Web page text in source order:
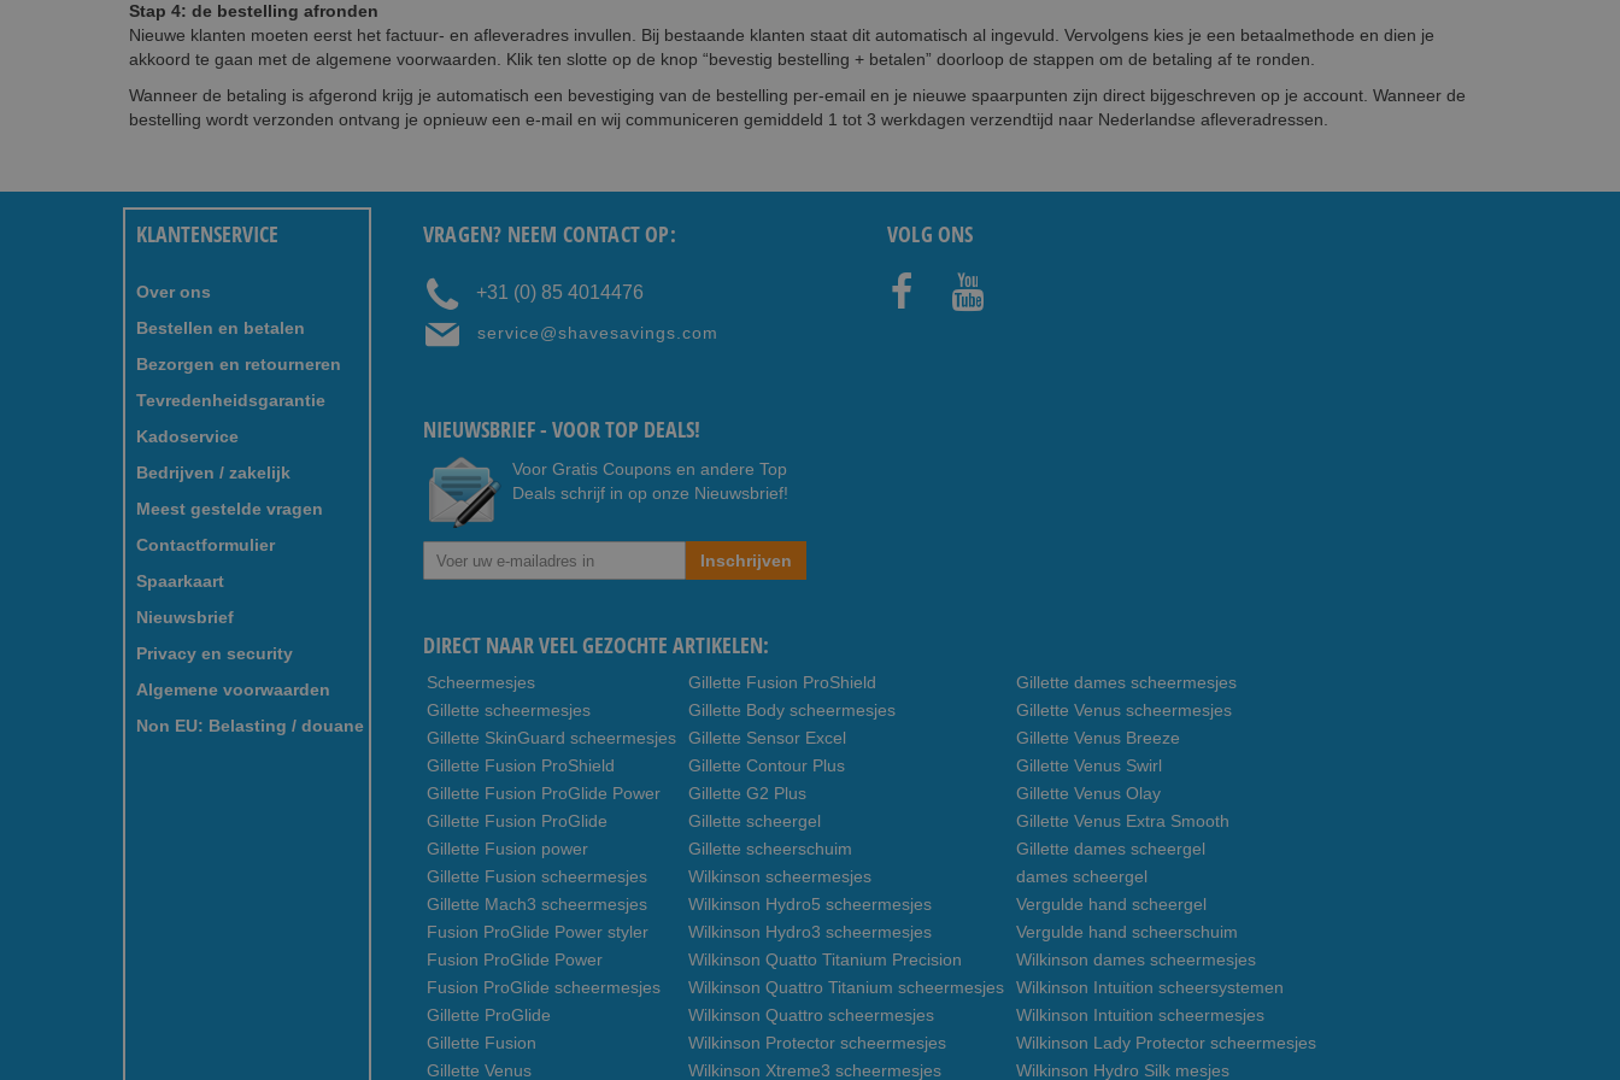
Stap 4: de bestelling afronden
Nieuwe klanten moeten eerst het factuur- en afleveradres invullen. Bij bestaande klanten staat dit automatisch al ingevuld. Vervolgens kies je een betaalmethode en dien je
akkoord te gaan met de algemene voorwaarden. Klik ten slotte op de knop “bevestig bestelling + betalen” doorloop de stappen om de betaling af te ronden.
Wanneer de betaling is afgerond krijg je automatisch een bevestiging van de bestelling per-email en je nieuwe spaarpunten zijn direct bijgeschreven op je account. Wanneer de
bestelling wordt verzonden ontvang je opnieuw een e-mail en wij communiceren gemiddeld 1 tot 3 werkdagen verzendtijd naar Nederlandse afleveradressen.
KLANTENSERVICE
Over ons
Bestellen en betalen
Bezorgen en retourneren
Tevredenheidsgarantie
Kadoservice
Bedrijven / zakelijk
Meest gestelde vragen
Contactformulier
Spaarkaart
Nieuwsbrief
Privacy en security
Algemene voorwaarden
Non EU: Belasting / douane
VRAGEN? NEEM CONTACT OP:
+31 (0) 85 4014476
service@shavesavings.com
VOLG ONS
NIEUWSBRIEF - VOOR TOP DEALS!
Voor Gratis Coupons en andere Top
Deals schrijf in op onze Nieuwsbrief!
Abonneer
u
nieuwsbrief
Inschrijven
DIRECT NAAR VEEL GEZOCHTE ARTIKELEN:
Scheermesjes
Gillette scheermesjes
Gillette SkinGuard scheermesjes
Gillette Fusion ProShield
Gillette Fusion ProGlide Power
Gillette Fusion ProGlide
Gillette Fusion power
Gillette Fusion scheermesjes
Gillette Mach3 scheermesjes
Fusion ProGlide Power styler
Fusion ProGlide Power
Fusion ProGlide scheermesjes
Gillette ProGlide
Gillette Fusion
Gillette Venus
Gillette Fusion ProShield
Gillette Body scheermesjes
Gillette Sensor Excel
Gillette Contour Plus
Gillette G2 Plus
Gillette scheergel
Gillette scheerschuim
Wilkinson scheermesjes
Wilkinson Hydro5 scheermesjes
Wilkinson Hydro3 scheermesjes
Wilkinson Quatto Titanium Precision
Wilkinson Quattro Titanium scheermesjes
Wilkinson Quattro scheermesjes
Wilkinson Protector scheermesjes
Wilkinson Xtreme3 scheermesjes
Gillette dames scheermesjes
Gillette Venus scheermesjes
Gillette Venus Breeze
Gillette Venus Swirl
Gillette Venus Olay
Gillette Venus Extra Smooth
Gillette dames scheergel
dames scheergel
Vergulde hand scheergel
Vergulde hand scheerschuim
Wilkinson dames scheermesjes
Wilkinson Intuition scheersystemen
Wilkinson Intuition scheermesjes
Wilkinson Lady Protector scheermesjes
Wilkinson Hydro Silk mesjes